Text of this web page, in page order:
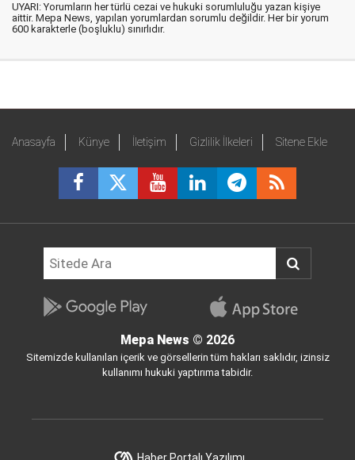
UYARI: Yorumların her türlü cezai ve hukuki sorumluluğu yazan kişiye
aittir. Mepa News, yapılan yorumlardan sorumlu değildir. Her bir yorum
600 karakterle (boşluklu) sınırlıdır.
Anasayfa Künye İletişim Gizlilik İlkeleri Sitene Ekle
Mepa News © 2026
Sitemizde kullanılan içerik ve görsellerin tüm hakları saklıdır, izinsiz
kullanımı hukuki yaptırıma tabidir.
Haber Portalı Yazılımı